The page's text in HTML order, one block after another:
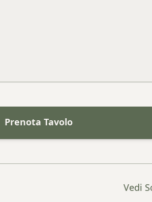
Prenota Tavolo
Vedi